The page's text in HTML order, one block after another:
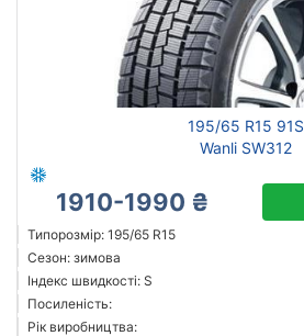
195/65 R15 91S
Wanli SW312
1910-1990 ₴
Типорозмір: 195/65 R15
Сезон: зимова
Індекс швидкості: S
Посиленість:
Рік виробництва: